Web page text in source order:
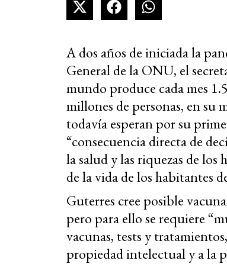
A dos años de iniciada la
General de la ONU, el
mundo produce cada mes
millones de personas, en su
todavía esperan por su
“consecuencia directa de
la salud y las riquezas de los
de la vida de los habitantes
Guterres cree posible
pero para ello se requiere
vacunas, tests y
propiedad intelectual y a la